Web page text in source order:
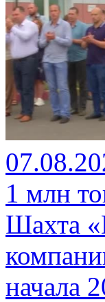
1 млн
Шахта
начала